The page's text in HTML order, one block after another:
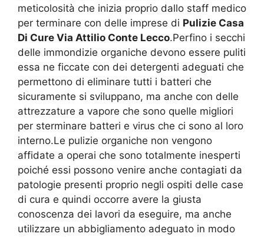
meticolosità che inizia proprio dallo staff medico
per terminare con delle imprese di Pulizie Casa
Di Cure Via Attilio Conte Lecco.Perfino i secchi
delle immondizie organiche devono essere puliti
essa ne ficcate con dei detergenti adeguati che
permettono di eliminare tutti i batteri che
sicuramente si sviluppano, ma anche con delle
attrezzature a vapore che sono quelle migliori
per sterminare batteri e virus che ci sono al loro
interno.Le pulizie organiche non vengono
affidate a operai che sono totalmente inesperti
poiché essi possono venire anche contagiati da
patologie presenti proprio negli ospiti delle case
di cura e quindi occorre avere la giusta
conoscenza dei lavori da eseguire, ma anche
utilizzare un abbigliamento adeguato in modo